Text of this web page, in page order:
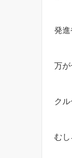
発進
万が
ク
む